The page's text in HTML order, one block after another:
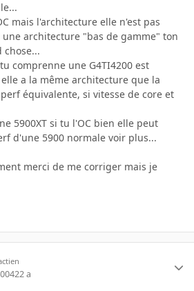
mais l'architecture elle n'est pas
une architecture "bas de gamme" ton
chose...
comprenne une G4TI4200 est
a la même architecture que la
équivalente, si vitesse de core et
5900XT si tu l'OC bien elle peut
d'une 5900 normale voir plus...
merci de me corriger mais je
22 a